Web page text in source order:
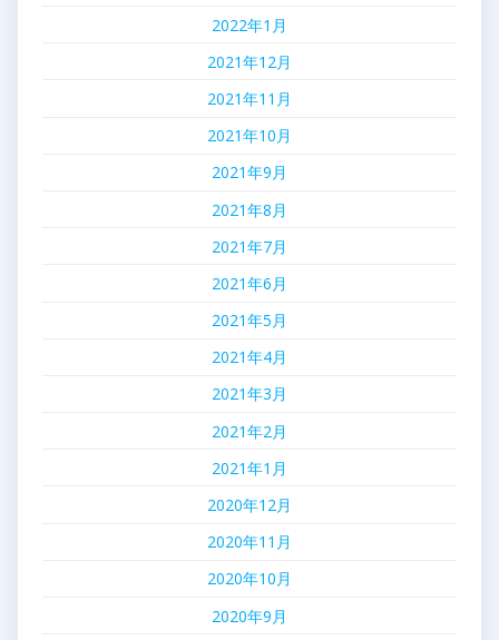
2022年1月
2021年12月
2021年11月
2021年10月
2021年9月
2021年8月
2021年7月
2021年6月
2021年5月
2021年4月
2021年3月
2021年2月
2021年1月
2020年12月
2020年11月
2020年10月
2020年9月